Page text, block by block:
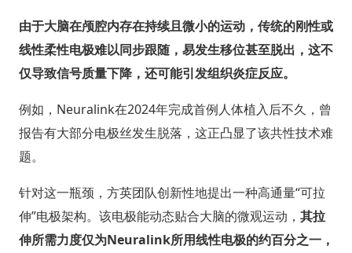
由于大脑在颅腔内存在持续且微小的运动，传统的刚性或
线性柔性电极难以同步跟随，易发生移位甚至脱出，这不
仅导致信号质量下降，还可能引发组织炎症反应。
例如，Neuralink在2024年完成首例人体植入后不久，曾
报告有大部分电极丝发生脱落，这正凸显了该共性技术难
题。
针对这一瓶颈，方英团队创新性地提出一种高通量“可拉
伸”电极架构。该电极能动态贴合大脑的微观运动， 其拉
伸所需力度仅为Neuralink所用线性电极的约百分之一，